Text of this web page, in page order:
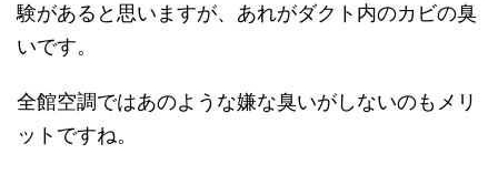
験があると思いますが、あれがダクト内のカビの臭
いです。
全館空調ではあのような嫌な臭いがしないのもメリ
ットですね。